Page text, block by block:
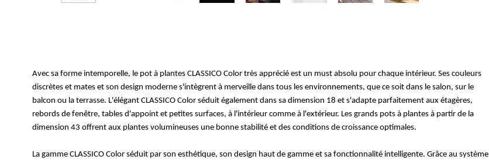
Avec sa forme intemporelle, le pot à plantes CLASSICO Color très apprécié est un must absolu pour chaque intérieur. Ses couleurs
discrètes et mates et son design moderne s'intègrent à merveille dans tous les environnements, que ce soit dans le salon, sur le
balcon ou la terrasse. L'élégant CLASSICO Color séduit également dans sa dimension 18 et s'adapte parfaitement aux étagères,
rebords de fenêtre, tables d'appoint et petites surfaces, à l'intérieur comme à l'extérieur. Les grands pots à plantes à partir de la
dimension 43 offrent aux plantes volumineuses une bonne stabilité et des conditions de croissance optimales.
La gamme CLASSICO Color séduit par son esthétique, son design haut de gamme et sa fonctionnalité intelligente. Grâce au système